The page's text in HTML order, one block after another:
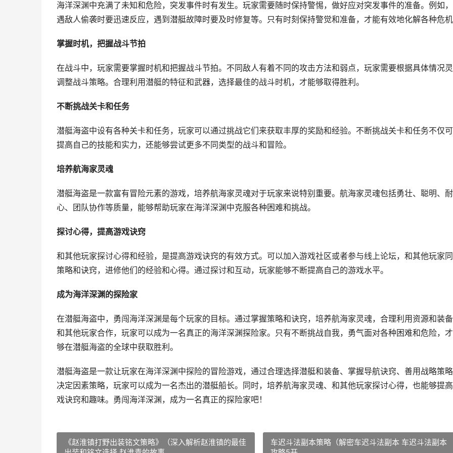
海洋深渊中充满了未知和危险，突发事件时有发生。玩家需要随时保持警惕，做好应对突发事件的准备。例如
遇敌人偷袭时要迅速反应，遇到潜艇故障时要及时修复等。只有时刻保持警觉和准备，才能有效地化解各种危机
掌握时机，把握战斗节拍
在战斗中，玩家需要掌握时机和把握战斗节拍。不同敌人有着不同的攻击方法和弱点，玩家需要根据具体情况
调整战斗策略。合理利用潜艇的特征和武器，选择最佳的战斗时机，才能够取得胜利。
不断挑战关卡和任务
潜艇海盗中设有各种关卡和任务，玩家可以通过挑战它们来获取丰厚的奖励和经验。不断挑战关卡和任务不仅
提高自己的技能和实力，还能够尝试更多不同类型的战斗和冒险。
培养航海家灵魂
潜艇海盗是一款富有冒险元素的游戏，培养航海家灵魂对于玩家来说特别重要。航海家灵魂包括勇壮、聪明、耐
心、团队协作等质量，能够帮助玩家在海洋深渊中克服各种困难和挑战。
探讨心得，提高游戏诀窍
和其他玩家探讨心得和经验，是提高游戏诀窍的有效方式。可以加入游戏社区或者参与线上论坛，和其他玩家
策略和诀窍，进修他们的经验和心得。通过探讨和互动，玩家能够不断提高自己的游戏水平。
成为海洋深渊的探险家
在潜艇海盗中，勇闯海洋深渊是每个玩家的目标。通过掌握策略和诀窍，培养航海家灵魂，合理利用资源和装备
和其他玩家合作，玩家可以成为一名真正的海洋深渊探险家。只有不断挑战自我，勇气面对各种困难和危险，
够在潜艇海盗的全球中获取胜利。
潜艇海盗是一款让玩家在海洋深渊中探险的冒险游戏，通过合理选择潜艇和装备、掌握导航诀窍、善用战略策
决定因素策略，玩家可以成为一名杰出的潜艇船长。同时，培养航海家灵魂、和其他玩家探讨心得，也能够提
戏诀窍和趣味。勇闯海洋深渊，成为一名真正的探险家吧！
《赵淮镇打野出装铭文策略》（深入解析赵淮镇的最佳
车迟斗法副本策略（解密车迟斗法副本 车迟斗法副本